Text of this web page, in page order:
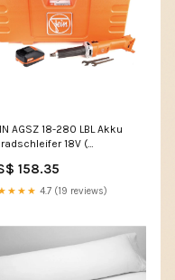
AGSZ 18-280 LBL Akku
18V (
3,0 Ah Akku - ohne Lader
- Zubehör
158.35
4.7 (19 reviews)